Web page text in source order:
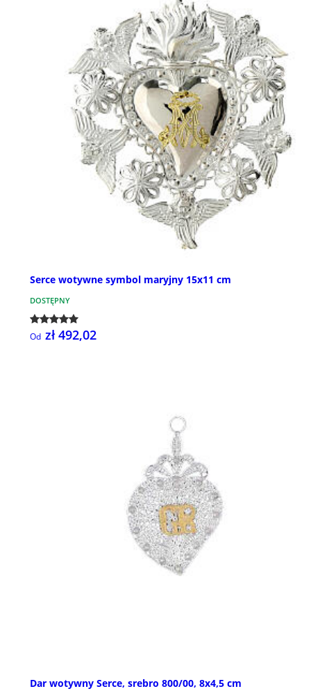
Serce wotywne symbol maryjny 15x11 cm
DOSTĘPNY
Od zł 492,02
Dar wotywny Serce, srebro 800/00, 8x4,5 cm